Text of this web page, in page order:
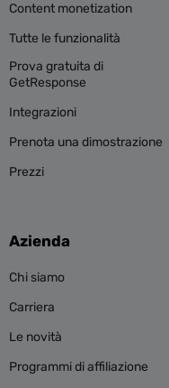
Content monetization
Tutte le funzionalità
Prova gratuita di
GetResponse
Integrazioni
Prenota una dimostrazione
Prezzi
Azienda
Chi siamo
Carriera
Le novità
Programmi di affiliazione